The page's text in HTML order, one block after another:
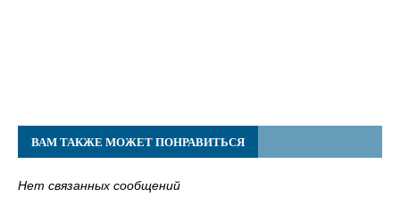
ВАМ ТАКЖЕ МОЖЕТ ПОНРАВИТЬСЯ
Нет связанных сообщений